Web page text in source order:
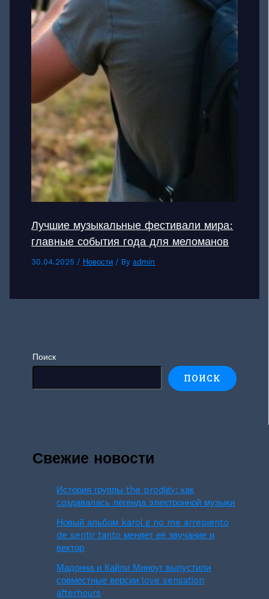
Лучшие музыкальные фестивали мира:
главные события года для меломанов
30.04.2025 / Новости / By admin
Поиск
ПОИСК
Свежие новости
История группы the prodigy: как
создавалась легенда электронной музыки
Новый альбом karol g no me arrepiento
de sentir tanto меняет её звучание и
вектор
Мадонна и Кайли Миноуг выпустили
совместные версии love sensation
afterhours